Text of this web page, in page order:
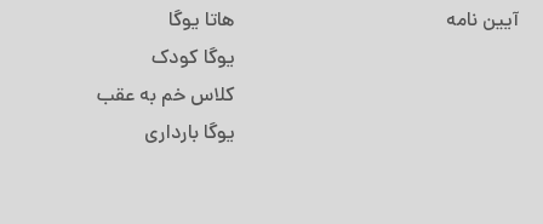
آیین نامه
هاتا یوگا
یوگا کودک
کلاس خم به عقب
یوگا بارداری